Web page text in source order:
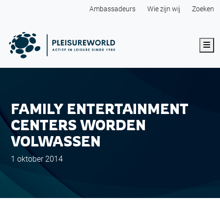
Ambassadeurs Wie zijn wij Zoeken
FAMILY ENTERTAINMENT
CENTERS WORDEN
VOLWASSEN
1 oktober 2014